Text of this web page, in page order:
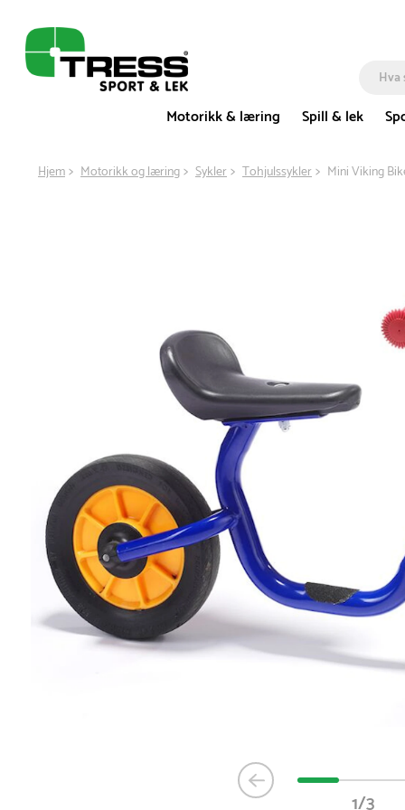
Motorikk & læring
Spill & lek
Hjem Motorikk og læring Sykler Tohjulssykler Mini Viking
1/3